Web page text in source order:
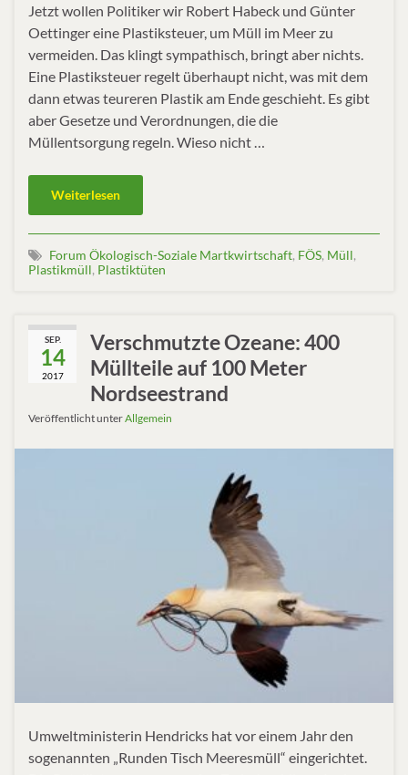
Jetzt wollen Politiker wir Robert Habeck und Günter
Oettinger eine Plastiksteuer, um Müll im Meer zu
vermeiden. Das klingt sympathisch, bringt aber nichts.
Eine Plastiksteuer regelt überhaupt nicht, was mit dem
dann etwas teureren Plastik am Ende geschieht. Es gibt
aber Gesetze und Verordnungen, die die
Müllentsorgung regeln. Wieso nicht …
Weiterlesen
Forum Ökologisch-Soziale Martkwirtschaft, FÖS, Müll,
Plastikmüll, Plastiktüten
SEP.
14
2017
Verschmutzte Ozeane: 400
Müllteile auf 100 Meter
Nordseestrand
Veröffentlicht unterAllgemein
Umweltministerin Hendricks hat vor einem Jahr den
sogenannten „Runden Tisch Meeresmüll“ eingerichtet.